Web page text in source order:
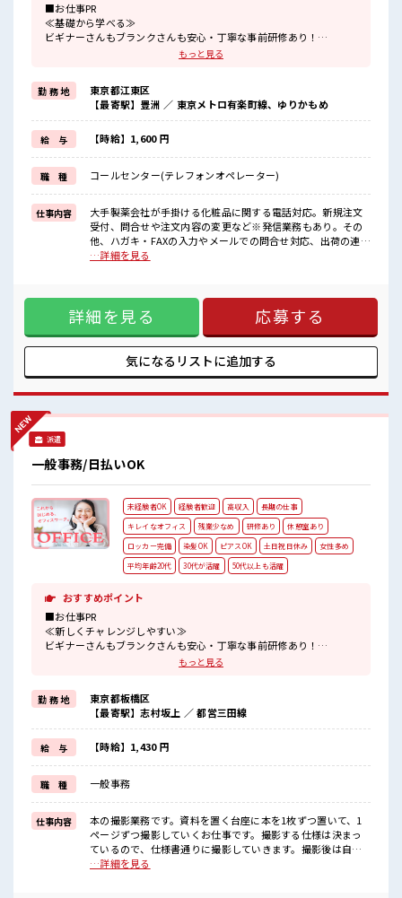
■お仕事PR
≪基礎から学べる≫
ビギナーさんもブランクさんも安心・丁寧な事前研修あり！
≪女性も仕事をしやすい職場≫
≪無理なく働ける≫
場合によってはお願いすることもありますが、
残業はほとんどナシ！
≪ヘアカラーOKで自由な雰囲気の職場≫
明るすぎたり奇抜でなければ基本的に自由！
(規定有)≪未経験でも活躍できる≫
新しいことにチャレンジするのは不安だけど、
しっかり働く環境が整っています！
イチからスキルUP・ステップUP目指していきましょう！
■職場の雰囲気
女性多めで休み時間は女子トークがあふれる職場です！
もちろん男性の応募もOKですよ！
もっと見る
勤 務 地
東京都江東区
【最寄駅】豊洲 ／ 東京メトロ有楽町線、ゆりかもめ
給 与 【時給】1,600 円
職 種 コールセンター(テレフォンオペレーター)
仕事内容
大手製薬会社が手掛ける化粧品に関する電話対応。新規注文
受付、問合せや注文内容の変更など※発信業務もあり。その
他、ハガキ・FAXの入力やメールでの問合せ対応、出荷の連携
など電話以外の業務もあり。 ■お仕事PR ≪基礎から学べる≫
≪無理なく働ける≫ 場合によってはお願いすることもありま
すが、 残業はほとんどナシ！ ≪ヘアカラーOKで自由な雰囲
気の職場≫ 明るすぎたり奇抜でなければ基本的に自由！ (規
定有)≪未経験でも活躍できる≫ 新しいことにチャレンジする
のは不安だけど、 しっかり働く環境が整っています！ イチか
らスキルUP・ステップUP目指していきましょう！ ■職場の
す！ もちろん男性の応募もOKですよ！ 派手すぎなければ多
少のヘアカラーもOKなのはウレシイPoint☆
…詳細を見る
詳細を見る 応募する
気になるリストに追加する
派遣
一般事務/日払いOK
未経験者OK 経験者歓迎 高収入
長期の仕事
キレイなオフィス
残業少なめ 研修あり
休憩室あり
ロッカー完備
染髪OK ピアスOK 土日祝日休み
女性多め
平均年齢20代
30代が活躍 50代以上も活躍
おすすめポイント
■お仕事PR
≪新しくチャレンジしやすい≫
ビギナーさんもブランクさんも安心・丁寧な事前研修あり！
≪プライベートが充実する≫
場合によってはお願いすることもありますが、
残業はほとんどナシ！
≪完全週休二日制≫
週末は家族や友人と一緒にプライベート満喫！
≪髪型自由≫
基本的に髪色自由で明るすぎたり奇抜でなければOKです！
(規定有)≪収入アップを目指せる≫
高時給だらけの派遣のお仕事です！
■職場の雰囲気
女性が多い職場ですが男女は問いません！
応募お待ちしております！
もっと見る
勤 務 地
東京都板橋区
【最寄駅】志村坂上 ／ 都営三田線
給 与 【時給】1,430 円
職 種 一般事務
仕事内容
本の撮影業務です。資料を置く台座に本を1枚ずつ置いて、1
ページずつ撮影していくお仕事です。撮影する仕様は決まっ
ているので、仕様書通りに撮影していきます。撮影後は自分
でデータ化された画像をパソコンで自主チェックしてもら
…詳細を見る